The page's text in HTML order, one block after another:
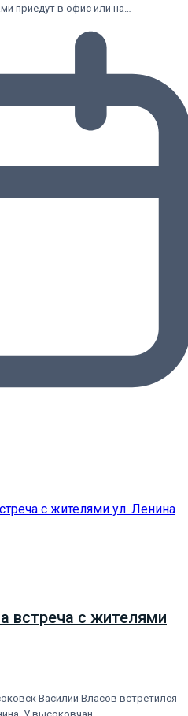
приедут в офис или на…
встреча с жителями
Василий Власов встретился